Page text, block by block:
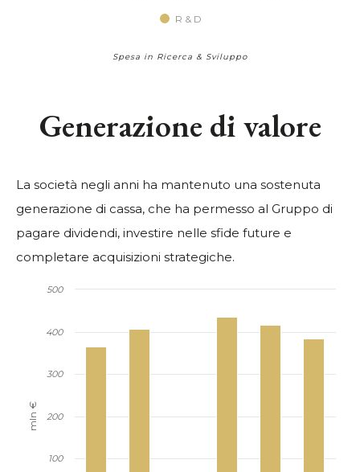
R & D
Spesa in Ricerca & Sviluppo
Generazione di valore
La società negli anni ha mantenuto una sostenuta
generazione di cassa, che ha permesso al Gruppo di
pagare dividendi, investire nelle sfide future e
completare acquisizioni strategiche.
mln €
100
200
300
400
500